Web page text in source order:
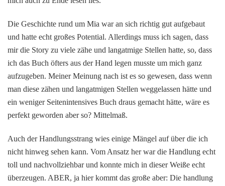
Die Geschichte rund um Mia war an sich richtig gut aufgebaut
und hatte echt großes Potential. Allerdings muss ich sagen, dass
mir die Story zu viele zähe und langatmige Stellen hatte, so, dass
ich das Buch öfters aus der Hand legen musste um mich ganz
aufzugeben. Meiner Meinung nach ist es so gewesen, dass wenn
man diese zähen und langatmigen Stellen weggelassen hätte und
ein weniger Seitenintensives Buch draus gemacht hätte, wäre es
perfekt geworden aber so? Mittelmaß.
Auch der Handlungsstrang wies einige Mängel auf über die ich
nicht hinweg sehen kann. Vom Ansatz her war die Handlung echt
toll und nachvollziehbar und konnte mich in dieser Weiße echt
überzeugen. ABER, ja hier kommt das große aber: Die handlung